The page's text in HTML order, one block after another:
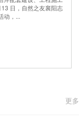
日，自然之友襄阳志
动，...
更多